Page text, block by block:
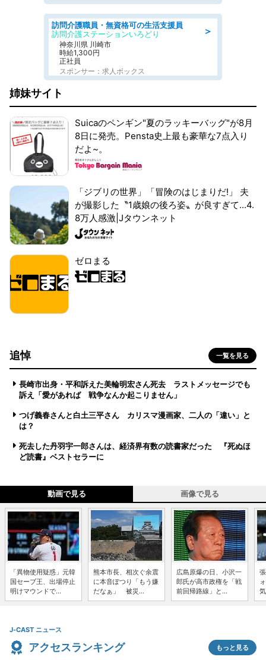
＞
訪問介護職員・無資格可の生活支援員
訪問介護ステーションいろどり
神奈川県 川崎市
時給1,300円
正社員
スポンサー：求人ボックス
姉妹サイト
Suicaのペンギン"夏のラッキーバッグ"が8月
8日に発売。Pensta史上最も豪華な7点入り
だよ~。
「ジブリの世界」「冒険のはじまりだ!」 夫
が撮影した〝1歳娘の後ろ姿〟が良すぎて...4.
8万人感激|Jタウンネット
ゼロまる
追悼 一覧を見る
長崎市出身・平和訴えた美輪明宏さん死去 ラストメッセージでも
訴え「愛があれば 戦争なんか起こりません」
つげ義春さんと白土三平さん カリスマ漫画家、二人の「違い」と
は？
死去した丹羽宇一郎さんは、経済界有数の読書家だった 『死ぬほ
ど読書』ベストセラーに
動画で見る 画像で見る
「異物使用疑惑」元韓
国セーブ王、出場停止
明けマウンドで...
熊本市長、相次ぐ余震
に本音ぽつり「もう嫌
だなぁ」 被災...
広島原爆の日、小沢一
郎氏が高市政権を「戦
前回帰路線」と...
J-CAST ニュース
アクセスランキング もっと見る